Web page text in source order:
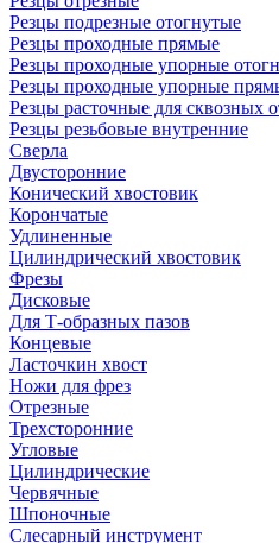
Резцы подрезные отогнутые
Резцы проходные прямые
Резцы проходные упорные
Резцы проходные упорные
Резцы расточные для сквозных
Резцы резьбовые внутренние
Сверла
Двусторонние
Конический хвостовик
Корончатые
Удлиненные
Цилиндрический хвостовик
Фрезы
Дисковые
Для Т-образных пазов
Концевые
Ласточкин хвост
Ножи для фрез
Отрезные
Трехсторонние
Угловые
Цилиндрические
Червячные
Шпоночные
Слесарный инструмент